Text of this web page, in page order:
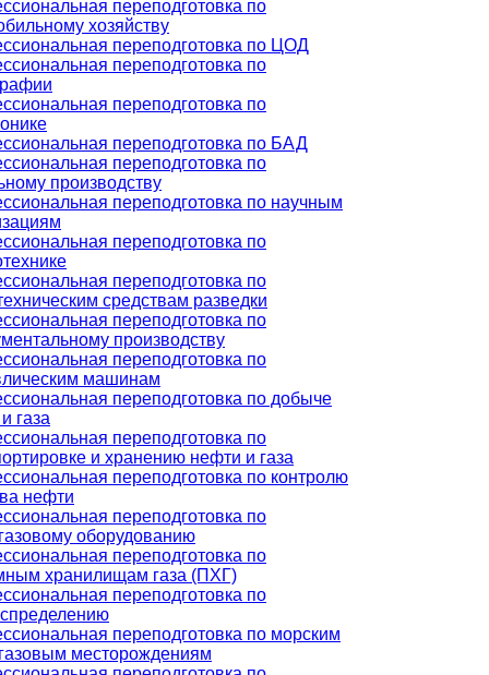
переподготовка по
хозяйству
переподготовка по ЦОД
переподготовка по
переподготовка по
переподготовка по БАД
переподготовка по
производству
переподготовка по научным
переподготовка по
переподготовка по
средствам разведки
переподготовка по
производству
переподготовка по
машинам
переподготовка по добыче
газа
переподготовка по
и хранению нефти и газа
переподготовка по контролю
нефти
переподготовка по
оборудованию
переподготовка по
хранилищам газа (ПХГ)
переподготовка по
переподготовка по морским
месторождениям